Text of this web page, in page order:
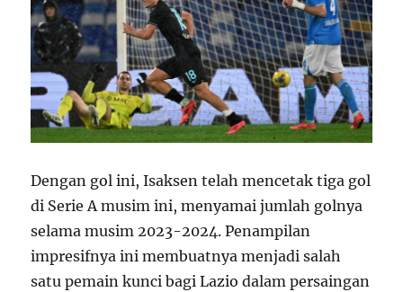
Dengan gol ini, Isaksen telah mencetak tiga gol
di Serie A musim ini, menyamai jumlah golnya
selama musim 2023-2024. Penampilan
impresifnya ini membuatnya menjadi salah
satu pemain kunci bagi Lazio dalam persaingan